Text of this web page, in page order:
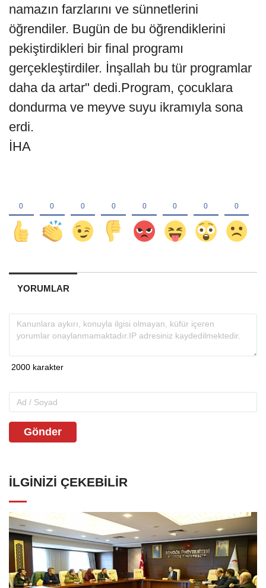
namazın farzlarını ve sünnetlerini
öğrendiler. Bugün de bu öğrendiklerini
pekiştirdikleri bir final programı
gerçekleştirdiler. İnşallah bu tür programlar
daha da artar" dedi.Program, çocuklara
dondurma ve meyve suyu ikramıyla sona
erdi.
İHA
YORUMLAR
Gönder
İLGINIZI ÇEKEBILIR